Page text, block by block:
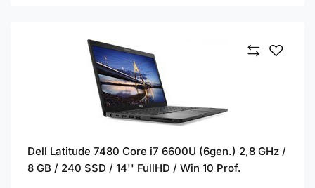
Dell Latitude 7480 Core i7 6600U (6gen.) 2,8 GHz /
8 GB / 240 SSD / 14'' FullHD / Win 10 Prof.